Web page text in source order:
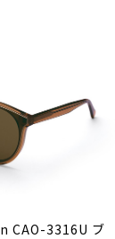
CAO-3316U ブ